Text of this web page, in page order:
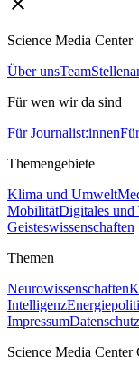
Science Media Center
Über unsTeam
Für wen wir da sind
Für Journalist:innen
Themengebiete
Klima und Umwelt
MobilitätDigitales und
Geisteswissenschaften
Themen
Neurowissenschaften
Intelligenz
ImpressumDatenschutz
Science Media Center